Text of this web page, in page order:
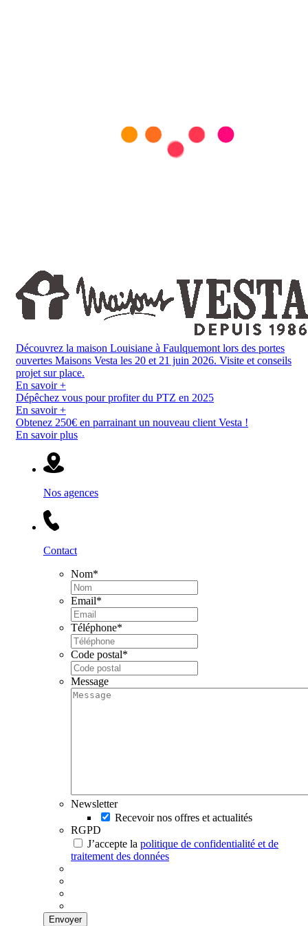
Découvrez la maison Louisiane à Faulquemont lors des portes
ouvertes Maisons Vesta les 20 et 21 juin 2026. Visite et conseils
projet sur place.
En savoir +
Dépêchez vous pour profiter du PTZ en 2025
En savoir +
Obtenez 250€ en parrainant un nouveau client Vesta !
En savoir plus
Nos agences
Contact
Nom*
Email*
Téléphone*
Code postal*
Message
Newsletter
Recevoir nos offres et actualités
RGPD
J’accepte la politique de confidentialité et de
traitement des données